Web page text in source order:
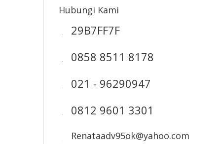
Hubungi Kami
29B7FF7F
0858 8511 8178
021 - 96290947
0812 9601 3301
Renataadv95ok@yahoo.com